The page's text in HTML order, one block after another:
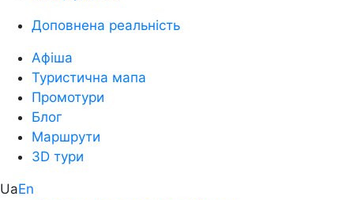
Доповнена реальність
Афіша
Туристична мапа
Промотури
Блог
Маршрути
3D тури
UaEn